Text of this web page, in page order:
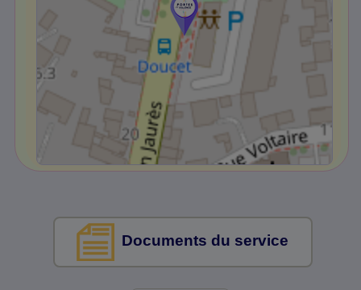
Documents du service